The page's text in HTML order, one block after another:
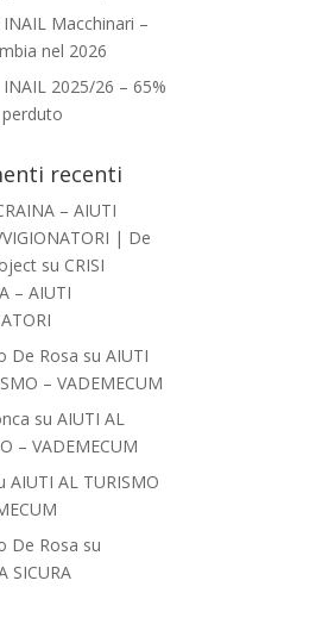
Macchinari –
nel 2026
2025/26 – 65%
recenti
– AIUTI
| De
su CRISI
– AIUTI
De Rosa suAIUTI
– VADEMECUM
suAIUTI AL
– VADEMECUM
AIUTI AL TURISMO
De Rosa su
SICURA